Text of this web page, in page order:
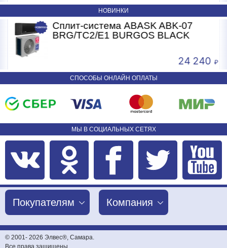
НОВИНКИ
Сплит-система ABASK ABK-07
BRG/TC2/E1 BURGOS BLACK
24 240
СПОСОБЫ ОНЛАЙН ОПЛАТЫ
МЫ В СОЦИАЛЬНЫХ СЕТЯХ
Покупателям Компания
© 2001- 2026 Элвес®, Самара.
Все права защищены.